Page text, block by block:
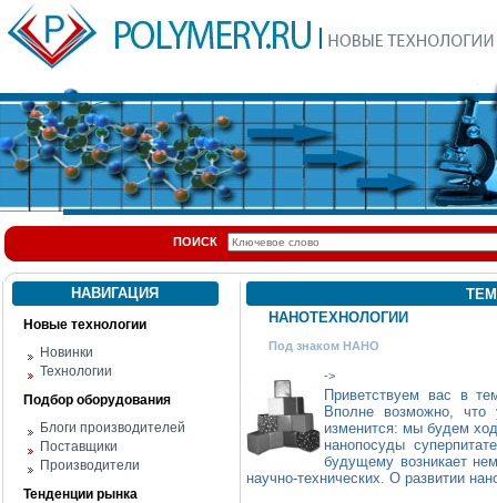
ПОИСК
НАВИГАЦИЯ
Новые технологии
Новинки
Технологии
Подбор оборудования
Блоги производителей
Поставщики
Производители
Тенденции рынка
НАНОТЕХНОЛОГИИ
Под знаком НАНО
->
Приветствуем вас в
Вполне возможно,
изменится: мы будем
нанопосуды
будущему возникает
научно-технических. О развитии